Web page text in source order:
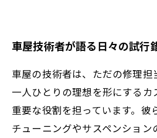
車屋技術者が語る日々の試行
車屋の技術者は、ただの修理
一人ひとりの理想を形にするカ
重要な役割を担っています。彼
チューニングやサスペンション